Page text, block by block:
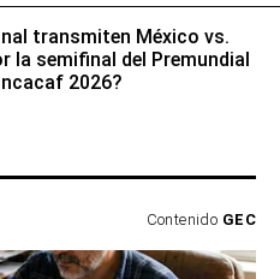
transmiten México vs.
la semifinal del Premundial
2026?
Contenido GEC